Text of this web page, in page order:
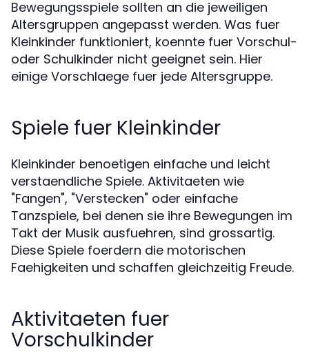
Bewegungsspiele sollten an die jeweiligen
Altersgruppen angepasst werden. Was fuer
Kleinkinder funktioniert, koennte fuer Vorschul-
oder Schulkinder nicht geeignet sein. Hier
einige Vorschlaege fuer jede Altersgruppe.
Spiele fuer Kleinkinder
Kleinkinder benoetigen einfache und leicht
verstaendliche Spiele. Aktivitaeten wie
"Fangen", "Verstecken" oder einfache
Tanzspiele, bei denen sie ihre Bewegungen im
Takt der Musik ausfuehren, sind grossartig.
Diese Spiele foerdern die motorischen
Faehigkeiten und schaffen gleichzeitig Freude.
Aktivitaeten fuer
Vorschulkinder